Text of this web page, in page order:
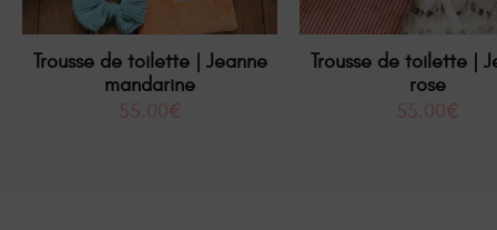
Trousse de toilette | Jeanne
mandarine
55.00€
Trousse de toilette |
rose
55.00€